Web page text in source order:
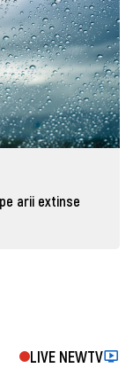
arii extinse
LIVE NEWTV